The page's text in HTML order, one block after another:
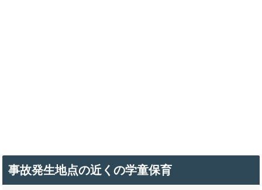
事故発生地点の近くの学童保育